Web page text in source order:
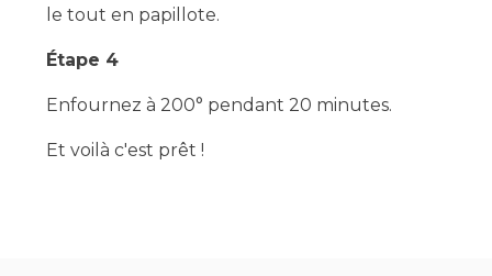
le tout en papillote.
Étape 4
Enfournez à 200° pendant 20 minutes.
Et voilà c'est prêt !